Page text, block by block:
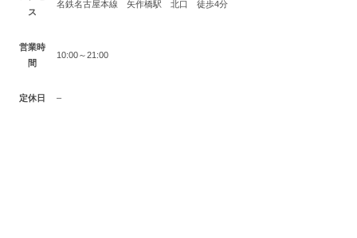
ス
名鉄名古屋本線 矢作橋駅 北口 徒歩4分
営業時
間
10:00～21:00
定休日 –